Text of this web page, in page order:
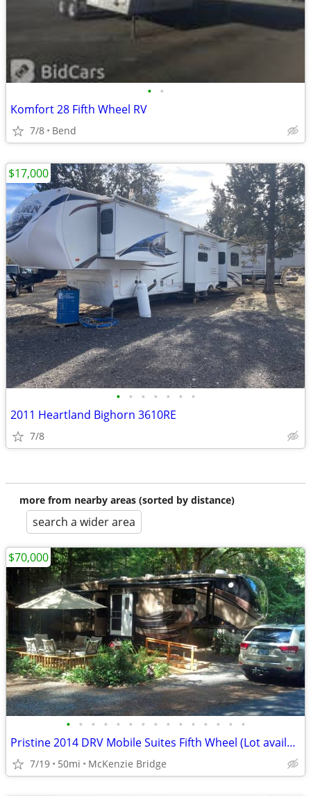
• •
Komfort 28 Fifth Wheel RV
7/8 Bend
• • • • • • •
2011 Heartland Bighorn 3610RE
7/8
$17,000
more from nearby areas (sorted by distance)
search a wider area
• • • • • • • • • • • • • • •
Pristine 2014 DRV Mobile Suites Fifth Wheel (Lot available separately)
7/19 50mi McKenzie Bridge
$70,000